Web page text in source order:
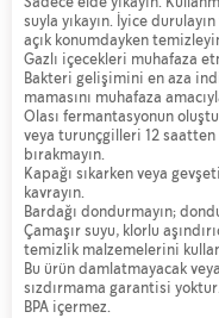
suyla yıkayın. İyice
açık konumdayken
Gazlı içecekleri muhafaza
Bakteri gelişimini en aza
mamasını muhafaza
Olası fermantasyonun
veya turunçgilleri 12
bırakmayın.
Kapağı sıkarken veya
kavrayın.
Bardağı dondurmayın;
Çamaşır suyu, klorlu
temizlik malzemelerini
Bu ürün damlatmayacak
sızdırmama garantisi
BPA içermez.